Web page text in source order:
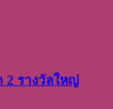
2 รางวัลใหญ่